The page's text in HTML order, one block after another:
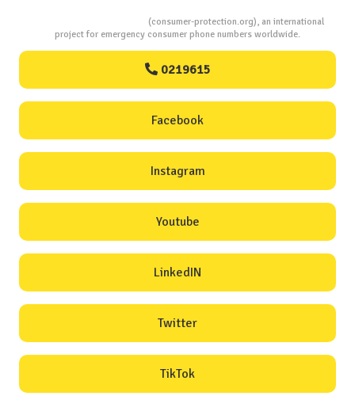
(consumer-protection.org), an international
project for emergency consumer phone numbers worldwide.
0219615
Facebook
Instagram
Youtube
LinkedIN
Twitter
TikTok